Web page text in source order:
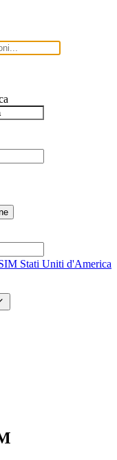
Stati Uniti d'America